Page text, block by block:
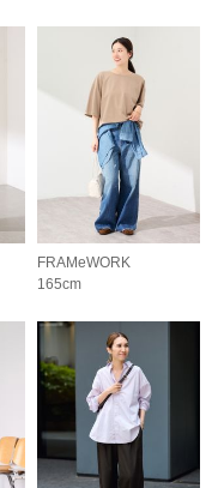
FRAMeWORK
165cm